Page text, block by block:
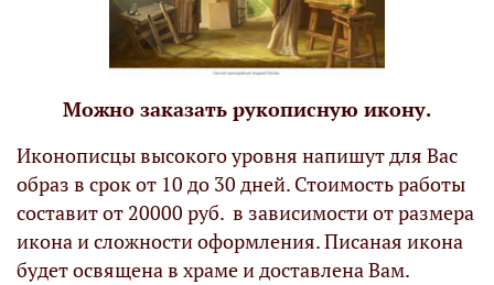
Можно заказать рукописную икону.
Иконописцы высокого уровня напишут для Вас
образ в срок от 10 до 30 дней. Стоимость работы
составит от 20000 руб. в зависимости от размера
икона и сложности оформления. Писаная икона
будет освящена в храме и доставлена Вам.